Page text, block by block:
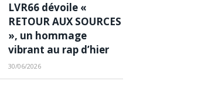
LVR66 dévoile «
RETOUR AUX SOURCES
», un hommage
vibrant au rap d’hier
30/06/2026